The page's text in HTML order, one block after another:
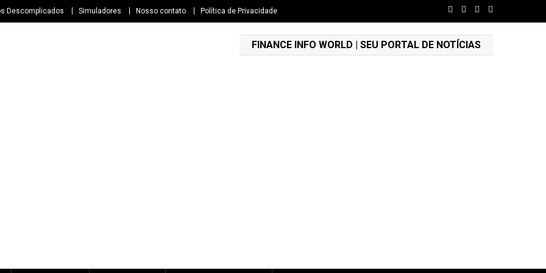
Descomplicados Simuladores Nosso contato Política de Privacidade
FINANCE INFO WORLD | SEU PORTAL DE NOTÍCIAS